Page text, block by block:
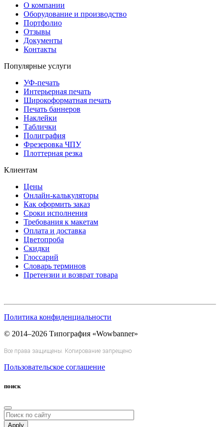
О компании
Оборудование и производство
Портфолио
Отзывы
Документы
Контакты
Популярные услуги
УФ-печать
Интерьерная печать
Широкоформатная печать
Печать баннеров
Наклейки
Таблички
Полиграфия
Фрезеровка ЧПУ
Плоттерная резка
Клиентам
Цены
Онлайн-калькуляторы
Как оформить заказ
Сроки исполнения
Требования к макетам
Оплата и доставка
Цветопроба
Скидки
Глоссарий
Словарь терминов
Претензии и возврат товара
Политика конфиденциальности
© 2014–2026 Типография «Wowbanner»
Все права защищены. Копирование запрещено
Пользовательское соглашение
поиск